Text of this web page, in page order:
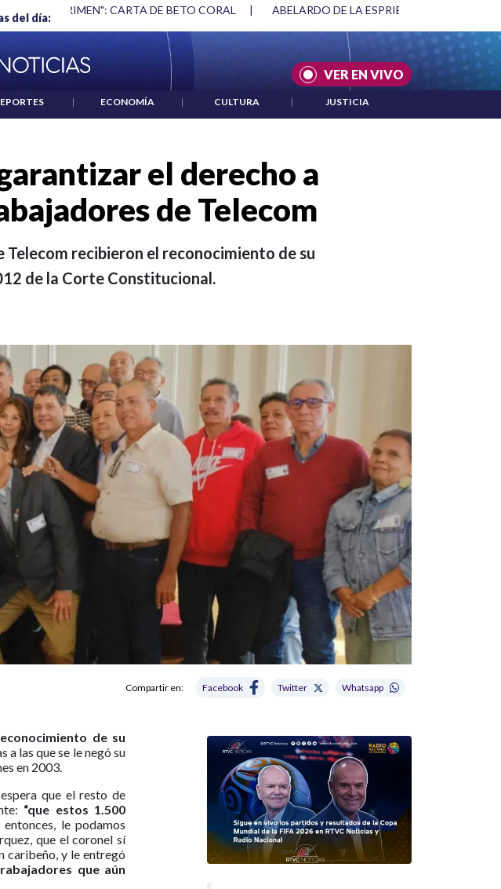
del día:
ABELARDO DE LA ESPRIELLA Y DMG | ACUERDOS ENTRE ESTADOS UNIDOS E
VER EN VIVO
| ECONOMÍA | CULTURA | JUSTICIA
el derecho a
de Telecom
Telecom recibieron el reconocimiento de su
de la Corte Constitucional.
Compartir en: Facebook Twitter Whatsapp
de su
a las que se le negó su
en 2003.
que el resto de
“que estos 1.500
entonces, le podamos
que el coronel sí
caribeño, y le entregó
que aún